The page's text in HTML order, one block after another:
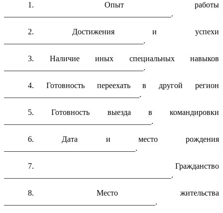
1. Опыт работы
__________________________________________.
2. Достижения и успехи
___________________________________.
3. Наличие иных специальных навыков
___________________________________.
4. Готовность переехать в другой регион
__________________________________.
5. Готовность выезда в командировки
_____________________________________.
6. Дата и место рождения
_________________________________.
7. Гражданство
__________________________________________.
8. Место жительства
______________________________________.